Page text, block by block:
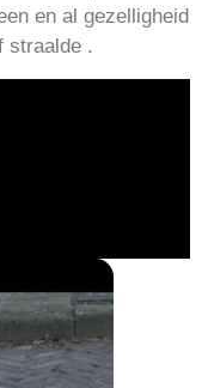
en al gezelligheid
straalde .